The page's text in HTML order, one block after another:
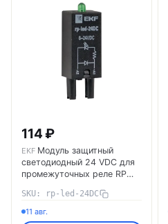
114 ₽
EKF Модуль защитный
светодиодный 24 VDC для
промежуточных реле RP
SKU: rp-led-24DC
11 авг.